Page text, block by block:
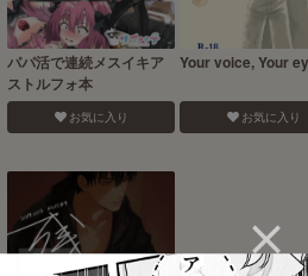
パパ活で連続メスイキア
ストルフォ本
お気に入り
Your voice, Your
お気に入り